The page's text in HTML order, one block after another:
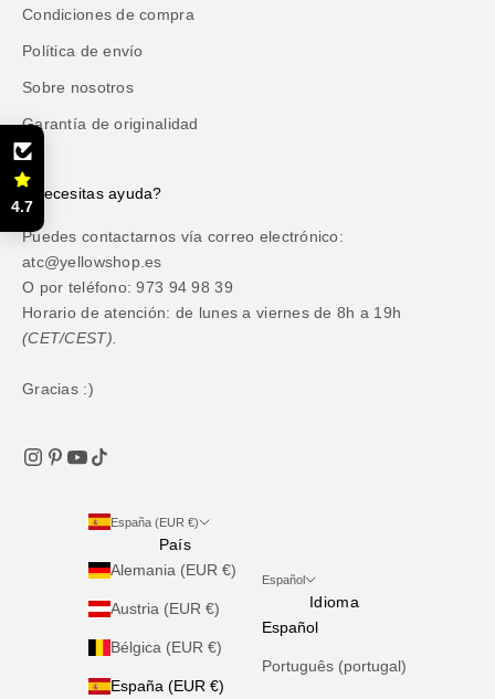
Condiciones de compra
Política de envío
Sobre nosotros
Garantía de originalidad
¿Necesitas ayuda?
Puedes contactarnos vía correo electrónico:
atc@yellowshop.es
O por teléfono: 973 94 98 39
Horario de atención: de lunes a viernes de 8h a 19h
(CET/CEST).
Gracias :)
España (EUR €)
País
Alemania (EUR €)
Austria (EUR €)
Bélgica (EUR €)
España (EUR €)
Español
Idioma
Español
Português (portugal)
4.7